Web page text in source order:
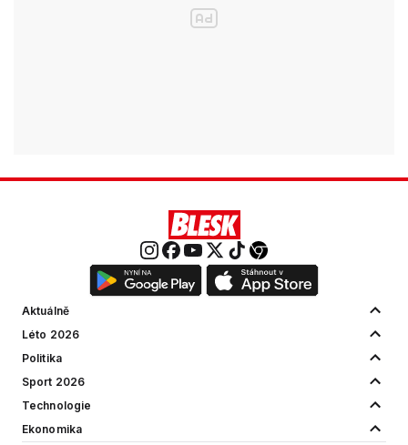
Aktuálně
Léto 2026
Politika
Sport 2026
Technologie
Ekonomika